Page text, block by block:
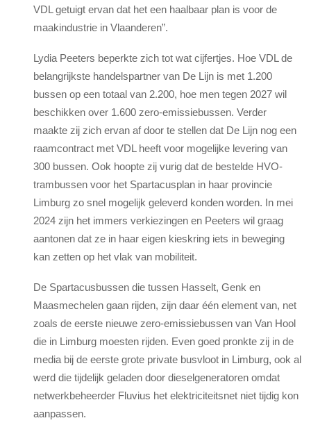
VDL getuigt ervan dat het een haalbaar plan is voor de
maakindustrie in Vlaanderen”.
Lydia Peeters beperkte zich tot wat cijfertjes. Hoe VDL de
belangrijkste handelspartner van De Lijn is met 1.200
bussen op een totaal van 2.200, hoe men tegen 2027 wil
beschikken over 1.600 zero-emissiebussen. Verder
maakte zij zich ervan af door te stellen dat De Lijn nog een
raamcontract met VDL heeft voor mogelijke levering van
300 bussen. Ook hoopte zij vurig dat de bestelde HVO-
trambussen voor het Spartacusplan in haar provincie
Limburg zo snel mogelijk geleverd konden worden. In mei
2024 zijn het immers verkiezingen en Peeters wil graag
aantonen dat ze in haar eigen kieskring iets in beweging
kan zetten op het vlak van mobiliteit.
De Spartacusbussen die tussen Hasselt, Genk en
Maasmechelen gaan rijden, zijn daar één element van, net
zoals de eerste nieuwe zero-emissiebussen van Van Hool
die in Limburg moesten rijden. Even goed pronkte zij in de
media bij de eerste grote private busvloot in Limburg, ook al
werd die tijdelijk geladen door dieselgeneratoren omdat
netwerkbeheerder Fluvius het elektriciteitsnet niet tijdig kon
aanpassen.